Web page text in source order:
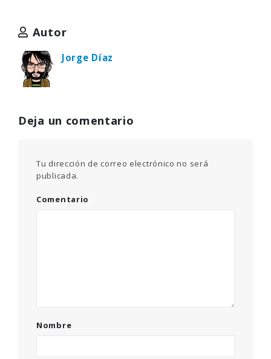
Autor
Jorge Díaz
Deja un comentario
Tu dirección de correo electrónico no será
publicada.
Comentario
Nombre